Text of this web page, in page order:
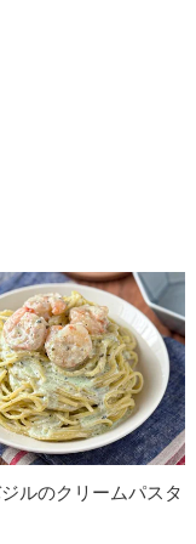
ルのクリームパスタ